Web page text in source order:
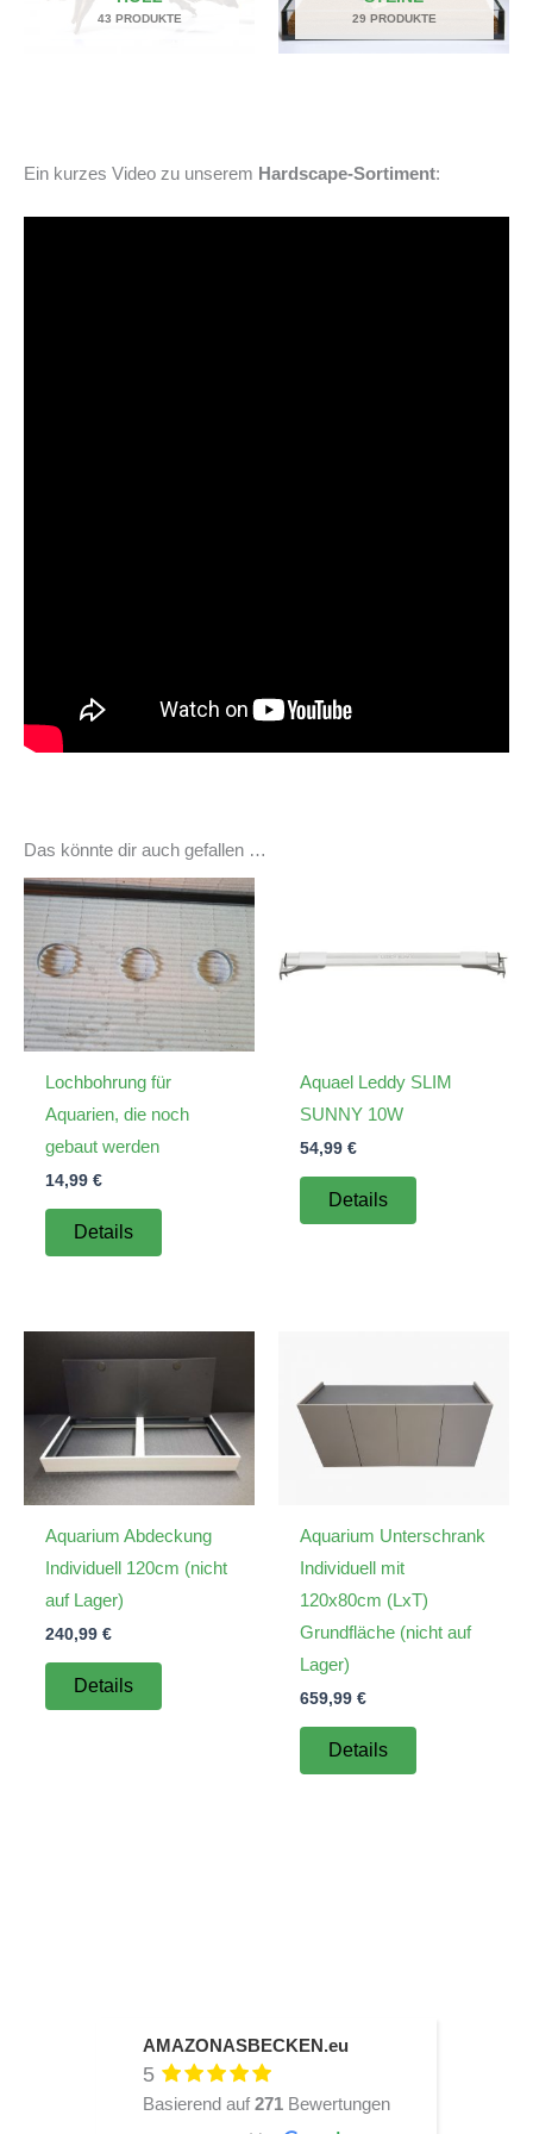
43 PRODUKTE 29 PRODUKTE
Ein kurzes Video zu unserem Hardscape-Sortiment:
Das könnte dir auch gefallen …
Lochbohrung für
Aquarien, die noch
gebaut werden
14,99 €
Details
Aquael Leddy SLIM
SUNNY 10W
54,99 €
Details
Aquarium Abdeckung
Individuell 120cm (nicht
auf Lager)
240,99 €
Details
Aquarium Unterschrank
Individuell mit
120x80cm (LxT)
Grundfläche (nicht auf
Lager)
659,99 €
Details
AMAZONASBECKEN.eu
5
Basierend auf 271 Bewertungen